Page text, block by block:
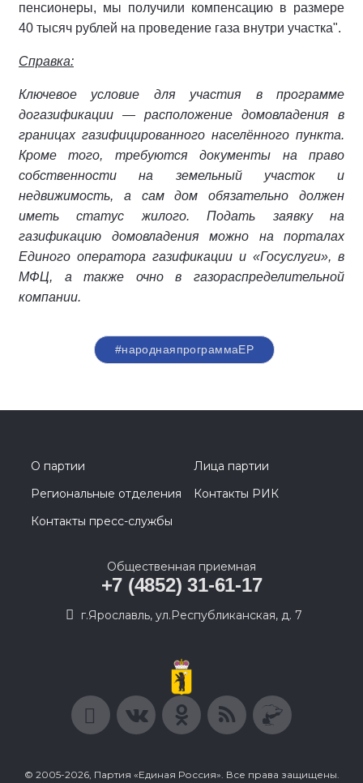
пенсионеры, мы получили компенсацию в размере
40 тысяч рублей на проведение газа внутри участка".
Справка:
Ключевое условие для участия в программе
догазификации — расположение домовладения в
границах газифицированного населённого пункта.
Кроме того, требуются документы на право
собственности на земельный участок и
недвижимость, а сам дом обязательно должен
иметь статус жилого.Подать заявку на
газификацию домовладения можно на порталах
Единого оператора газификации и «Госуслуги», в
МФЦ, а также очно в газораспределительной
компании.
#народнаяпрограммаЕР
О партии
Лица партии
Региональные отделения
Контакты РИК
Контакты пресс-службы
Общественная приемная
+7 (4852) 31-61-17
г.Ярославль, ул.Республиканская, д. 7
© 2005-2026, Партия «Единая Россия». Все права защищены.